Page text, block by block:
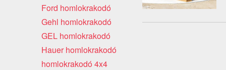
Ford homlokrakodó
Gehl homlokrakodó
GEL homlokrakodó
Hauer homlokrakodó
homlokrakodó 4x4